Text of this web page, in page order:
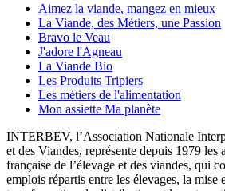
Aimez la viande, mangez en mieux
La Viande, des Métiers, une Passion
Bravo le Veau
J'adore l'Agneau
La Viande Bio
Les Produits Tripiers
Les métiers de l'alimentation
Mon assiette Ma planète
INTERBEV, l’Association Nationale
et des Viandes, représente depuis 1979 les
française de l’élevage et des viandes, qui
emplois répartis entre les élevages, la mise